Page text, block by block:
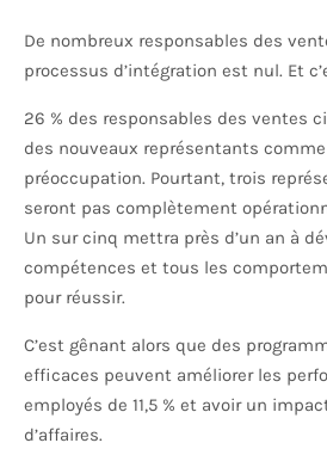
De nombreux responsables des
processus d’intégration est nul. Et
26 % des responsables des ventes
des nouveaux représentants
préoccupation. Pourtant, trois
seront pas complètement
Un sur cinq mettra près d’un an à
compétences et tous les
pour réussir.
C’est gênant alors que des
efficaces peuvent améliorer les
employés de 11,5 % et avoir un
d’affaires.